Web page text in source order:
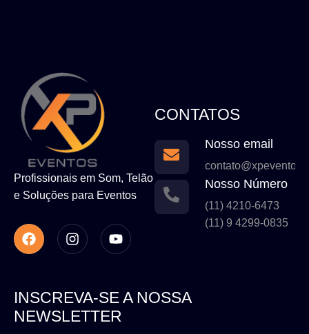
Profissionais em Som, Telão
e Soluções para Eventos
CONTATOS
Nosso email
Nosso Número
(11) 4210-6473
(11) 9 4299-0835
INSCREVA-SE A NOSSA
NEWSLETTER